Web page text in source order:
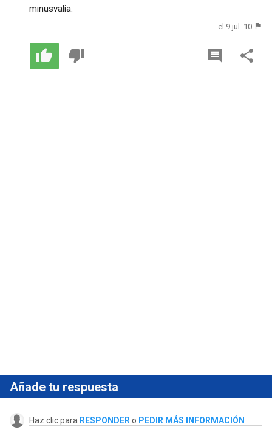
minusvalía.
el 9 jul. 10
Añade tu respuesta
Haz clic para RESPONDER o PEDIR MÁS INFORMACIÓN